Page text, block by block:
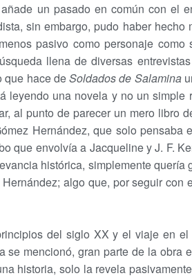
un pasado en común con el
sin embargo, pudo haber hecho
pasivo como personaje como
llena de diversas
que hace deSoldados de Salamina
una novela y no un simple
al punto de parecer un mero libro
Hernández, que solo pensaba
que envolvía a Jacqueline y J. F.
histórica, simplemente quería
algo que, por seguir con
del siglo XX y el viaje en el
mencionó, gran parte de la obra
historia, solo la revela